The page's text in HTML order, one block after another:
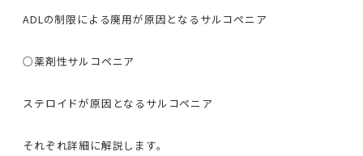
ADLの制限による廃用が原因となるサルコペニア
○薬剤性サルコペニア
ステロイドが原因となるサルコペニア
それぞれ詳細に解説します。